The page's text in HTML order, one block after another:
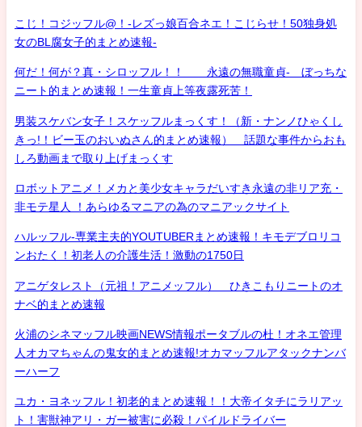
こじ！コジッフル@！-レズっ娘百合ネエ！こじらせ！50独身処
女のBL腐女子的まとめ速報-
何だ！何が？真・シロッフル！！ 永遠の無職童貞- ぼっちな
ニート的まとめ速報！一生童貞上等夜露死苦！
男装スケバン女子！スケッフルまっくす！（新・ナンノひゃくし
きっ!！ビー玉のおいぬさん的まとめ速報） 話題な事件からおも
しろ動画まで取り上げまっくす
ロボットアニメ！メカと美少女キャラだいすき永遠の非リア充・
非モテ星人 ！あらゆるマニアの為のマニアックサイト
ハルッフル-専業主夫的YOUTUBERまとめ速報！キモデブロリコ
ンおたく！初老人の介護生活！激動の1750日
アニゲタレスト（元祖！アニメッフル） ひきこもりニートのオ
ナベ的まとめ速報
火浦のシネマッフル映画NEWS情報ポータブルの杜！オネエ管理
人オカマちゃんの鬼女的まとめ速報!オカマッフルアタックナンバ
ーハーフ
ユカ・ヨネッフル！初老的まとめ速報！！大帝イタチにラリアッ
ト！害獣神アリ・ガー被害に必殺！パイルドライバー